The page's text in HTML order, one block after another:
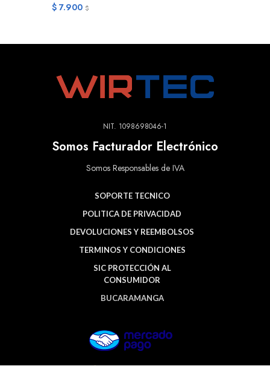
$ 7.900 $
NIT. 1098698046-1
Somos Facturador Electrónico
Somos Responsables de IVA
SOPORTE TECNICO
POLITICA DE PRIVACIDAD
DEVOLUCIONES Y REEMBOLSOS
TERMINOS Y CONDICIONES
SIC PROTECCIÓN AL
CONSUMIDOR
BUCARAMANGA